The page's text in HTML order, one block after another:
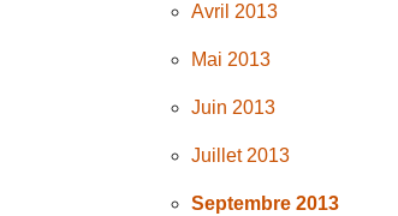
Avril 2013
Mai 2013
Juin 2013
Juillet 2013
Septembre 2013